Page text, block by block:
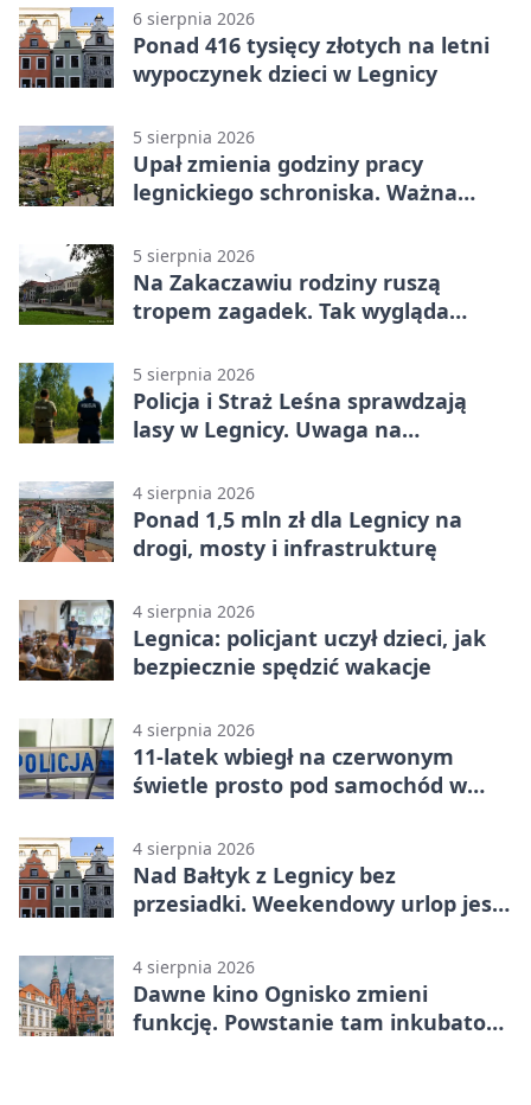
6 sierpnia 2026
Ponad 416 tysięcy złotych na letni
wypoczynek dzieci w Legnicy
5 sierpnia 2026
Upał zmienia godziny pracy
legnickiego schroniska. Ważna
5 sierpnia 2026
Na Zakaczawiu rodziny ruszą
tropem zagadek. Tak wygląda
5 sierpnia 2026
Policja i Straż Leśna sprawdzają
lasy w Legnicy. Uwaga na
4 sierpnia 2026
Ponad 1,5 mln zł dla Legnicy na
drogi, mosty i infrastrukturę
4 sierpnia 2026
Legnica: policjant uczył dzieci, jak
bezpiecznie spędzić wakacje
4 sierpnia 2026
11-latek wbiegł na czerwonym
świetle prosto pod samochód w
4 sierpnia 2026
Nad Bałtyk z Legnicy bez
przesiadki. Weekendowy urlop jest
4 sierpnia 2026
Dawne kino Ognisko zmieni
funkcję. Powstanie tam inkubator